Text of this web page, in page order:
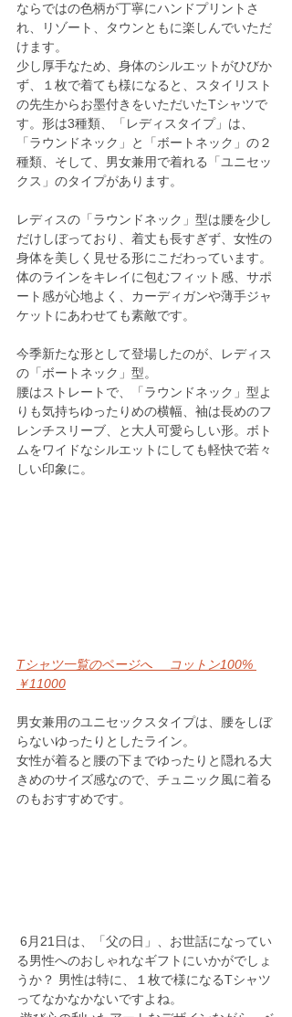
ならではの色柄が丁寧にハンドプリントさ
れ、リゾート、タウンともに楽しんでいただ
けます。
少し厚手なため、身体のシルエットがひびか
ず、１枚で着ても様になると、スタイリスト
の先生からお墨付きをいただいたTシャツで
す。形は3種類、「レディスタイプ」は、
「ラウンドネック」と「ボートネック」の２
種類、そして、男女兼用で着れる「ユニセッ
クス」のタイプがあります。
レディスの「ラウンドネック」型は腰を少し
だけしぼっており、着丈も長すぎず、女性の
身体を美しく見せる形にこだわっています。
体のラインをキレイに包むフィット感、サポ
ート感が心地よく、カーディガンや薄手ジャ
ケットにあわせても素敵です。
今季新たな形として登場したのが、レディス
の「ボートネック」型。
腰はストレートで、「ラウンドネック」型よ
りも気持ちゆったりめの横幅、袖は長めのフ
レンチスリーブ、と大人可愛らしい形。ボト
ムをワイドなシルエットにしても軽快で若々
しい印象に。
Tシャツ一覧のページへ　 コットン100%
￥11000
男女兼用のユニセックスタイプは、腰をしぼ
らないゆったりとしたライン。
女性が着ると腰の下までゆったりと隠れる大
きめのサイズ感なので、チュニック風に着る
のもおすすめです。
る男性へのおしゃれなギフトにいかがでしょ
うか？ 男性は特に、１枚で様になるTシャツ
ってなかなかないですよね。